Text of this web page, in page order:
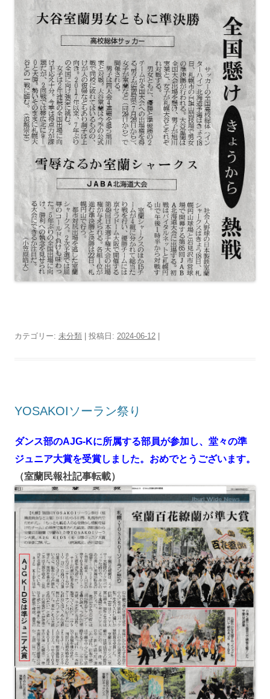
カテゴリー: 未分類 | 投稿日: 2024-06-12
YOSAKOIソーラン祭り
ダンス部のAJG-Kに所属する部員が参加し、堂々の準
ジュニア大賞を受賞しました。おめでとうございます。
（室蘭民報社記事転載）